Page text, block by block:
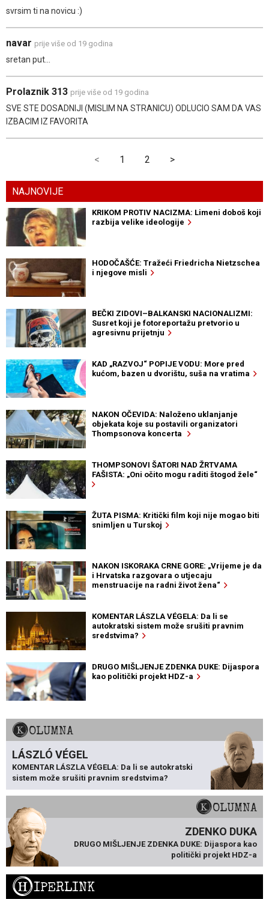
svrsim ti na novicu :)
navar prije više od 19 godina
sretan put...
Prolaznik 313 prije više od 19 godina
SVE STE DOSADNIJI (MISLIM NA STRANICU) ODLUCIO SAM DA VAS
IZBACIM IZ FAVORITA
< 1 2 >
NAJNOVIJE
KRIKOM PROTIV NACIZMA: Limeni doboš koji
razbija velike ideologije
HODOČAŠĆE: Tražeći Friedricha Nietzschea
i njegove misli
BEČKI ZIDOVI–BALKANSKI NACIONALIZMI:
Susret koji je fotoreportažu pretvorio u
agresivnu prijetnju
KAD „RAZVOJ“ POPIJE VODU: More pred
kućom, bazen u dvorištu, suša na vratima
NAKON OČEVIDA: Naloženo uklanjanje
objekata koje su postavili organizatori
Thompsonova koncerta
THOMPSONOVI ŠATORI NAD ŽRTVAMA
FAŠISTA: „Oni očito mogu raditi štogod žele“
ŽUTA PISMA: Kritički film koji nije mogao biti
snimljen u Turskoj
NAKON ISKORAKA CRNE GORE: „Vrijeme je da
i Hrvatska razgovara o utjecaju
menstruacije na radni život žena“
KOMENTAR LÁSZLA VÉGELA: Da li se
autokratski sistem može srušiti pravnim
sredstvima?
DRUGO MIŠLJENJE ZDENKA DUKE: Dijaspora
kao politički projekt HDZ-a
KOLUMNA
LÁSZLÓ VÉGEL
KOMENTAR LÁSZLA VÉGELA: Da li se autokratski
sistem može srušiti pravnim sredstvima?
KOLUMNA
ZDENKO DUKA
DRUGO MIŠLJENJE ZDENKA DUKE: Dijaspora kao
politički projekt HDZ-a
HIPERLINK